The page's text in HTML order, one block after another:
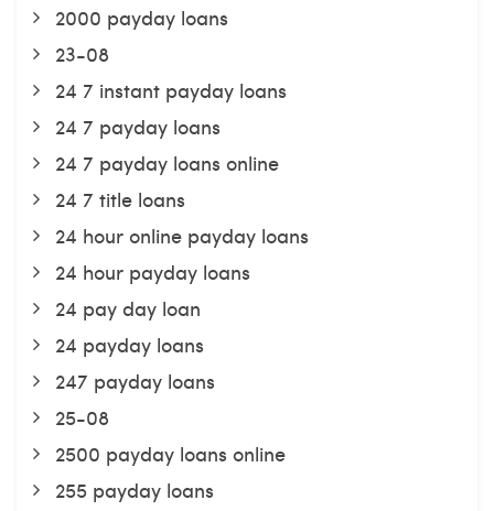
2000 payday loans
23-08
24 7 instant payday loans
24 7 payday loans
24 7 payday loans online
24 7 title loans
24 hour online payday loans
24 hour payday loans
24 pay day loan
24 payday loans
247 payday loans
25-08
2500 payday loans online
255 payday loans